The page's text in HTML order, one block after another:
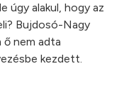
úgy alakul, hogy az
Bujdosó-Nagy
ő nem adta
kezdett.